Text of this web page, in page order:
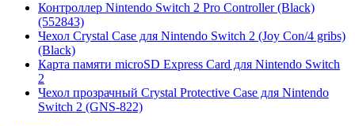
Контроллер Nintendo Switch 2 Pro Controller (Black)
(552843)
Чехол Сrystal Сase для Nintendo Switch 2 (Joy Con/4 gribs)
(Black)
Карта памяти microSD Express Card для Nintendo Switch
2
Чехол прозрачный Crystal Protective Case для Nintendo
Switch 2 (GNS-822)